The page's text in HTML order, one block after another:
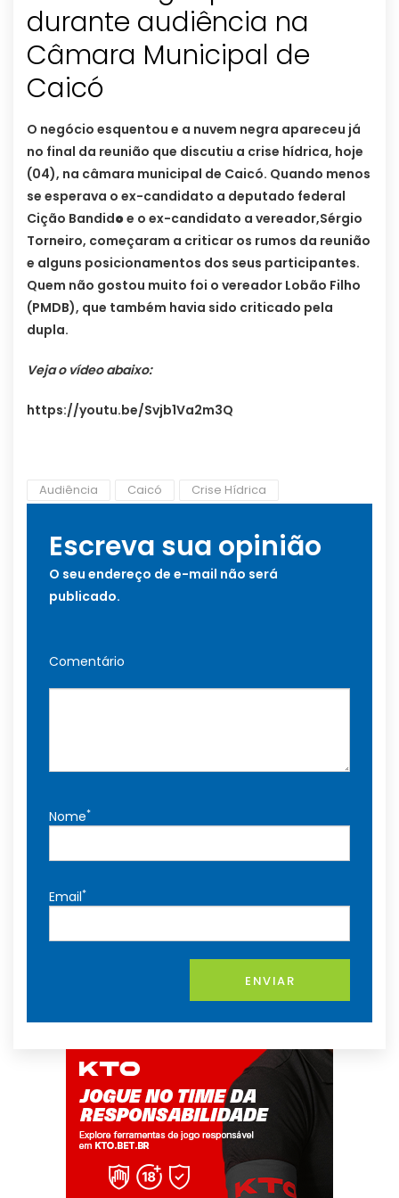
durante audiência na
Câmara Municipal de
Caicó
O negócio esquentou e a nuvem negra apareceu já
no final da reunião que discutiu a crise hídrica, hoje
(04), na câmara municipal de Caicó. Quando menos
se esperava o ex-candidato a deputado federal
Cição Bandido e o ex-candidato a vereador,Sérgio
Torneiro, começaram a criticar os rumos da reunião
e alguns posicionamentos dos seus participantes.
Quem não gostou muito foi o vereador Lobão Filho
(PMDB), que também havia sido criticado pela
dupla.
Veja o vídeo abaixo:
https://youtu.be/Svjb1Va2m3Q
Audiência Caicó Crise Hídrica
Escreva sua opinião
O seu endereço de e-mail não será
publicado.
Comentário
Nome*
Email*
ENVIAR